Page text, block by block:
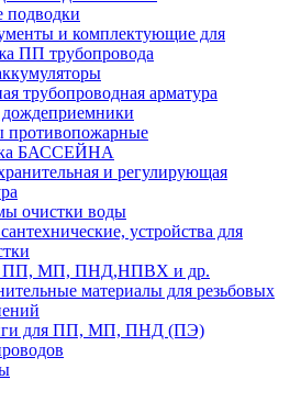
подводки
и комплектующие для
ПП трубопровода
трубопроводная арматура
БАССЕЙНА
и регулирующая
очистки воды
устройства для
ПП, МП, ПНД,НПВХ и др.
материалы для резьбовых
для ПП, МП, ПНД (ПЭ)